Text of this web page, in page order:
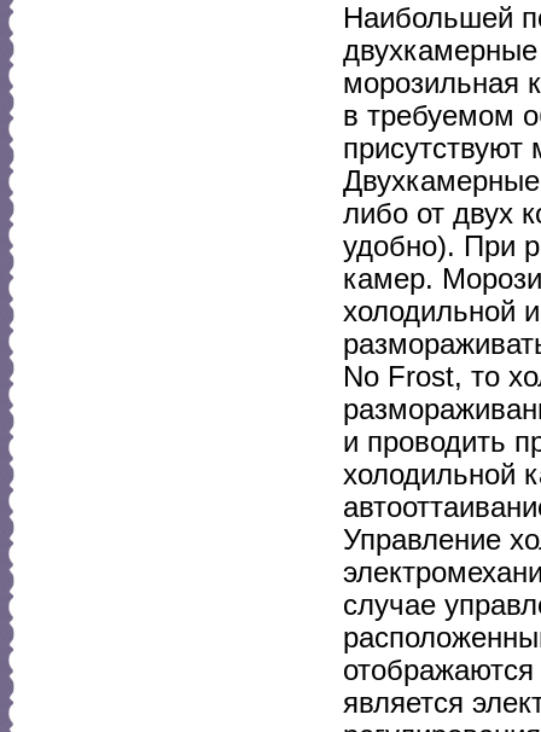
Наибольшей
морозильная
в требуемом
либо от двух
удобно). При
камер.
холодильной
No Frost, то
и проводить
холодильной
Управление
случае
является